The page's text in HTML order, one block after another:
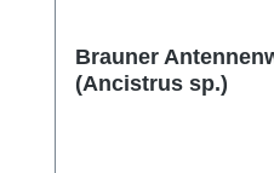
Brauner
(Ancistrus sp.)